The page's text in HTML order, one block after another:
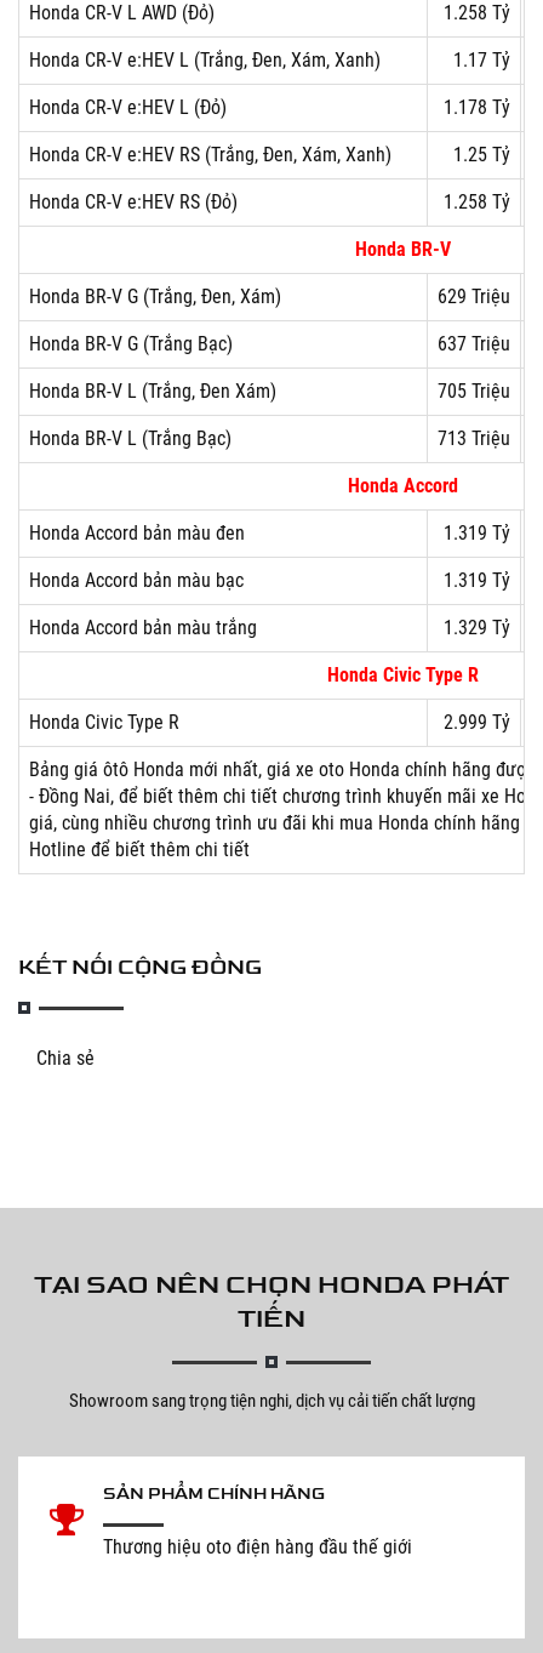
Honda CR-V L AWD (Đỏ) 1.258 Tỷ
Honda CR-V e:HEV L (Trắng, Đen, Xám, Xanh) 1.17 Tỷ
Honda CR-V e:HEV L (Đỏ) 1.178 Tỷ
Honda CR-V e:HEV RS (Trắng, Đen, Xám, Xanh) 1.25 Tỷ
Honda CR-V e:HEV RS (Đỏ) 1.258 Tỷ
Honda BR-V
Honda BR-V G (Trắng, Đen, Xám) 629 Triệu
Honda BR-V G (Trắng Bạc) 637 Triệu
Honda BR-V L (Trắng, Đen Xám) 705 Triệu
Honda BR-V L (Trắng Bạc) 713 Triệu
Honda Accord
Honda Accord bản màu đen 1.319 Tỷ
Honda Accord bản màu bạc 1.319 Tỷ
Honda Accord bản màu trắng 1.329 Tỷ
Honda Civic Type R
Honda Civic Type R 2.999 Tỷ
Bảng giá ôtô Honda mới nhất, giá xe oto Honda chính hãng
- Đồng Nai, để biết thêm chi tiết chương trình khuyến mãi xe
giá, cùng nhiều chương trình ưu đãi khi mua Honda chính hãng
Hotline để biết thêm chi tiết
KẾT NỐI CỘNG ĐỒNG
Chia sẻ
TẠI SAO NÊN CHỌN HONDA PHÁT
TIẾN
Showroom sang trọng tiện nghi, dịch vụ cải tiến chất lượng
SẢN PHẨM CHÍNH HÃNG
Thương hiệu oto điện hàng đầu thế giới